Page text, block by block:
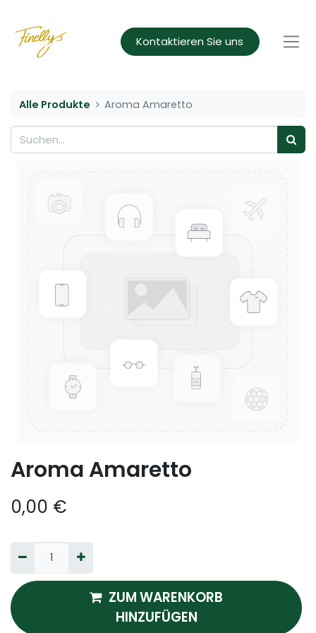
Kontaktieren Sie uns
Alle Produkte Aroma Amaretto
Aroma Amaretto
0,00 €
ZUM WARENKORB
HINZUFÜGEN